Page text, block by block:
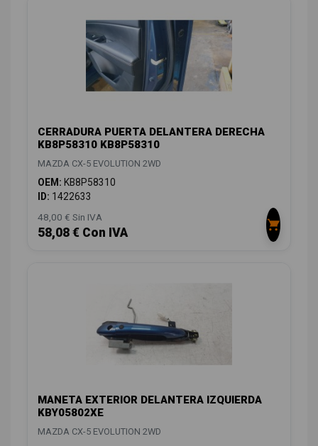
CERRADURA PUERTA DELANTERA DERECHA
KB8P58310 KB8P58310
MAZDA CX-5 EVOLUTION 2WD
OEM: KB8P58310
ID: 1422633
48,00 € Sin IVA
58,08 € Con IVA
MANETA EXTERIOR DELANTERA IZQUIERDA
KBY05802XE
MAZDA CX-5 EVOLUTION 2WD